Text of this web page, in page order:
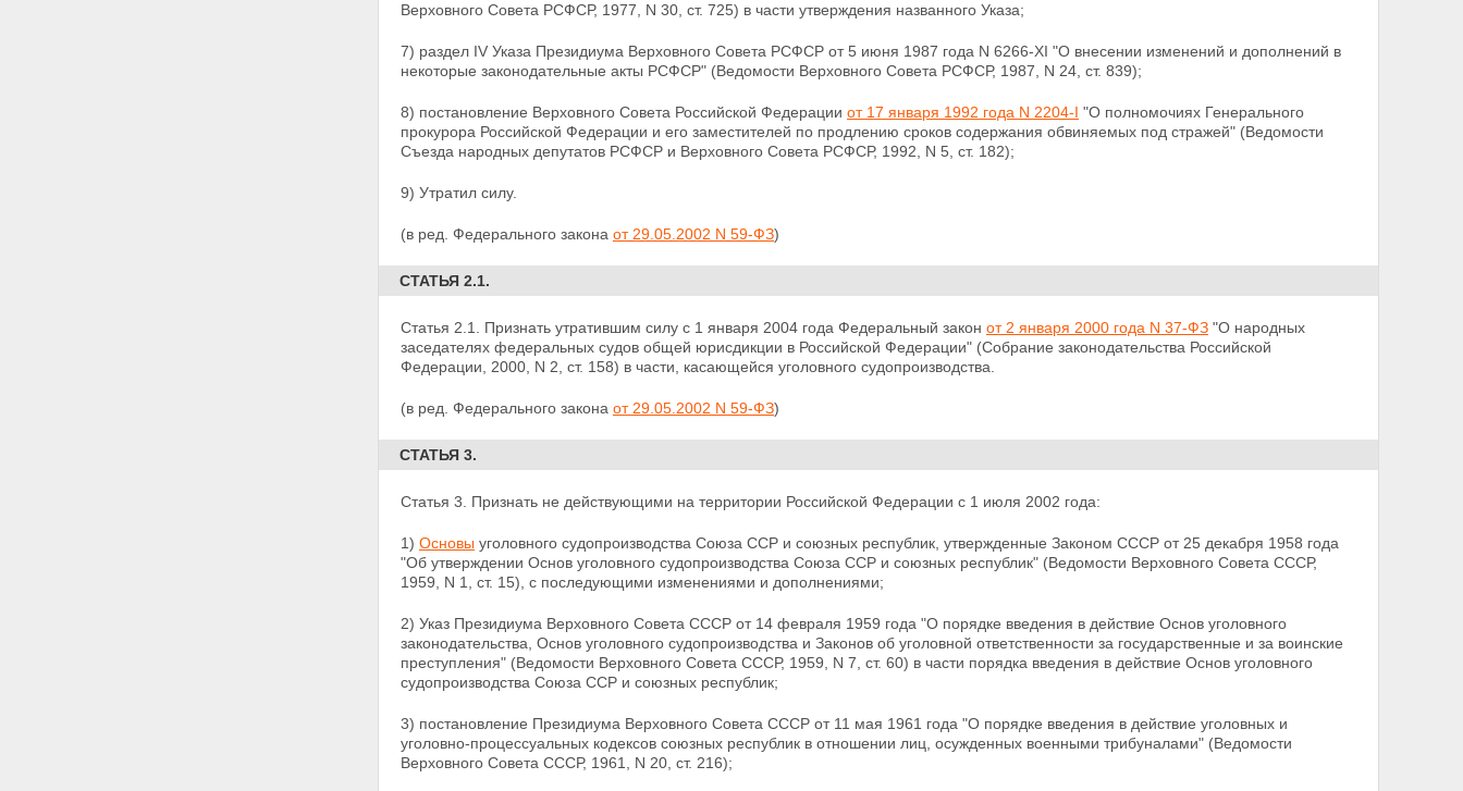
Верховного Совета РСФСР, 1977, N 30, ст. 725) в части утверждения названного Указа;
7) раздел IV Указа Президиума Верховного Совета РСФСР от 5 июня 1987 года N 6266-XI "О внесении изменений и дополнений в
некоторые законодательные акты РСФСР" (Ведомости Верховного Совета РСФСР, 1987, N 24, ст. 839);
8) постановление Верховного Совета Российской Федерации от 17 января 1992 года N 2204-I "О полномочиях Генерального
прокурора Российской Федерации и его заместителей по продлению сроков содержания обвиняемых под стражей" (Ведомости
Съезда народных депутатов РСФСР и Верховного Совета РСФСР, 1992, N 5, ст. 182);
9) Утратил силу.
(в ред. Федерального закона от 29.05.2002 N 59-ФЗ)
СТАТЬЯ 2.1.
Статья 2.1. Признать утратившим силу с 1 января 2004 года Федеральный закон от 2 января 2000 года N 37-ФЗ "О народных
заседателях федеральных судов общей юрисдикции в Российской Федерации" (Собрание законодательства Российской
Федерации, 2000, N 2, ст. 158) в части, касающейся уголовного судопроизводства.
(в ред. Федерального закона от 29.05.2002 N 59-ФЗ)
СТАТЬЯ 3.
Статья 3. Признать не действующими на территории Российской Федерации с 1 июля 2002 года:
1) Основы уголовного судопроизводства Союза ССР и союзных республик, утвержденные Законом СССР от 25 декабря 1958 года
"Об утверждении Основ уголовного судопроизводства Союза ССР и союзных республик" (Ведомости Верховного Совета СССР,
1959, N 1, ст. 15), с последующими изменениями и дополнениями;
2) Указ Президиума Верховного Совета СССР от 14 февраля 1959 года "О порядке введения в действие Основ уголовного
законодательства, Основ уголовного судопроизводства и Законов об уголовной ответственности за государственные и за воинские
преступления" (Ведомости Верховного Совета СССР, 1959, N 7, ст. 60) в части порядка введения в действие Основ уголовного
судопроизводства Союза ССР и союзных республик;
3) постановление Президиума Верховного Совета СССР от 11 мая 1961 года "О порядке введения в действие уголовных и
уголовно-процессуальных кодексов союзных республик в отношении лиц, осужденных военными трибуналами" (Ведомости
Верховного Совета СССР, 1961, N 20, ст. 216);